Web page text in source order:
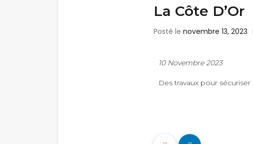
La Côte D’Or
Posté le novembre 13, 2023 |
10 Novembre 2023
Des travaux pour